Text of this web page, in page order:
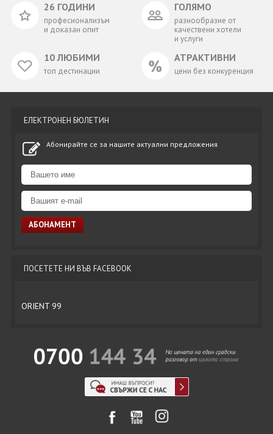
26 ГОДИНИ
професионализъм
и доказан опит
ГОЛЯМО
разнообразие от
качествени хотели
и услуги
10 ЛЮБИМИ
топ дестинации
АТРАКТИВНИ
цени без конкуренция
ЕЛЕКТРОНЕН БЮЛЕТИН
Абонирайте се за нашите актуални предложения
ПОСЕТЕТЕ НИ ВЪВ FACEBOOK
ORIENT 99